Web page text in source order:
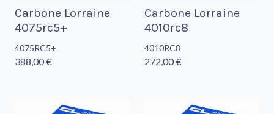
Carbone Lorraine
4075rc5+
4075RC5+
388,00 €
Carbone Lorraine
4010rc8
4010RC8
272,00 €